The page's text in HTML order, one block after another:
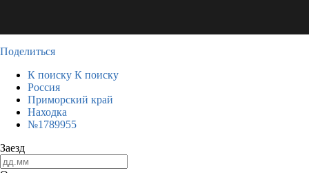
Поделиться
К поиску К поиску
Россия
Приморский край
Находка
№1789955
Заезд